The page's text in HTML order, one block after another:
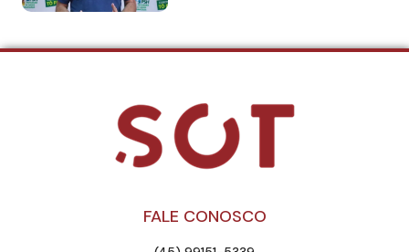
FALE CONOSCO